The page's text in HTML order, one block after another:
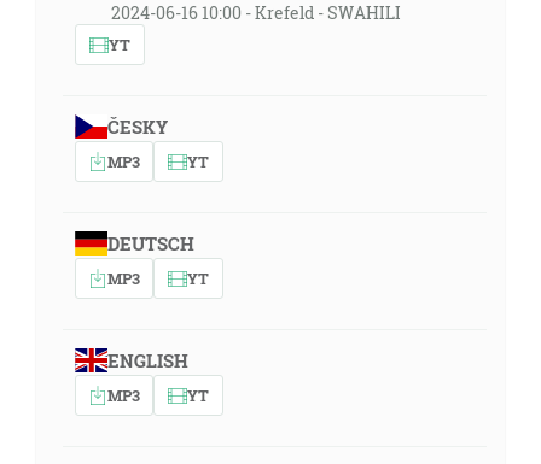
2024-06-16 10:00 - Krefeld - SWAHILI
YT
ČESKY
MP3 YT
DEUTSCH
MP3 YT
ENGLISH
MP3 YT